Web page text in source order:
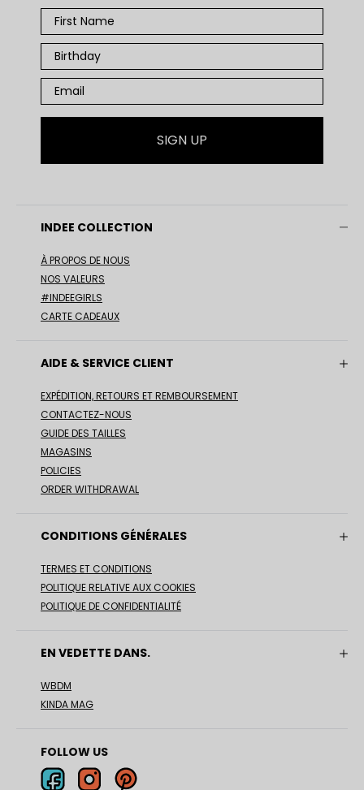
SIGN UP
INDEE COLLECTION
À PROPOS DE NOUS
NOS VALEURS
#INDEEGIRLS
CARTE CADEAUX
AIDE & SERVICE CLIENT
EXPÉDITION, RETOURS ET REMBOURSEMENT
CONTACTEZ-NOUS
GUIDE DES TAILLES
MAGASINS
POLICIES
ORDER WITHDRAWAL
CONDITIONS GÉNÉRALES
TERMES ET CONDITIONS
POLITIQUE RELATIVE AUX COOKIES
POLITIQUE DE CONFIDENTIALITÉ
EN VEDETTE DANS.
WBDM
KINDA MAG
FOLLOW US